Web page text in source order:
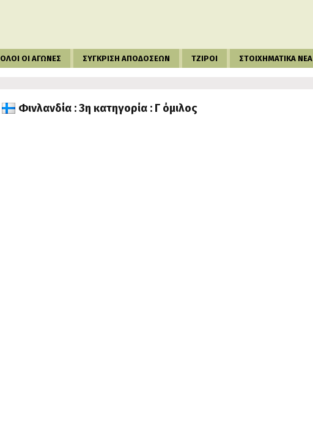
ΟΛΟΙ ΟΙ ΑΓΩΝΕΣ ΣΥΓΚΡΙΣΗ ΑΠΟΔΟΣΕΩΝ ΤΖΙΡΟΙ ΣΤΟΙΧΗΜΑΤΙΚΑ ΝΕΑ
Φινλανδία : 3η κατηγορία : Γ όμιλος